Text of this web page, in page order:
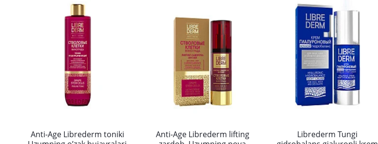
Anti-Age Librederm toniki
Anti-Age Librederm lifting
Librederm Tungi